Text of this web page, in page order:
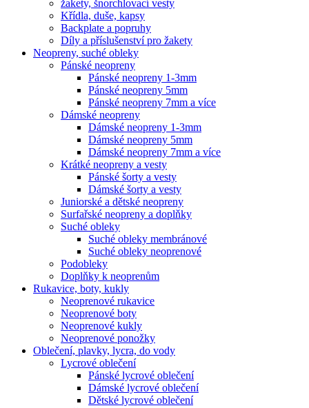
žakety, šnorchlovací vesty
Křídla, duše, kapsy
Backplate a popruhy
Díly a příslušenství pro žakety
Neopreny, suché obleky
Pánské neopreny
Pánské neopreny 1-3mm
Pánské neopreny 5mm
Pánské neopreny 7mm a více
Dámské neopreny
Dámské neopreny 1-3mm
Dámské neopreny 5mm
Dámské neopreny 7mm a více
Krátké neopreny a vesty
Pánské šorty a vesty
Dámské šorty a vesty
Juniorské a dětské neopreny
Surfařské neopreny a doplňky
Suché obleky
Suché obleky membránové
Suché obleky neoprenové
Podobleky
Doplňky k neoprenům
Rukavice, boty, kukly
Neoprenové rukavice
Neoprenové boty
Neoprenové kukly
Neoprenové ponožky
Oblečení, plavky, lycra, do vody
Lycrové oblečení
Pánské lycrové oblečení
Dámské lycrové oblečení
Dětské lycrové oblečení